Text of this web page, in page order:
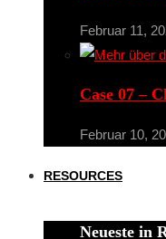
Februar 11,
Case 07 –
Februar 10,
RESOURCES
Neueste in